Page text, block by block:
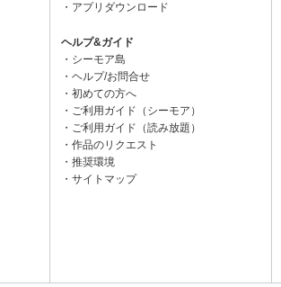
アプリダウンロード
ヘルプ&ガイド
シーモア島
ヘルプ/お問合せ
初めての方へ
ご利用ガイド（シーモア）
ご利用ガイド（読み放題）
作品のリクエスト
推奨環境
サイトマップ